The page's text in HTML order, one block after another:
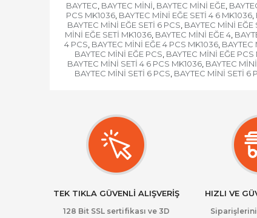
BAYTEC, BAYTEC MİNİ, BAYTEC MİNİ EĞE,
PCS MK1036, BAYTEC MİNİ EĞE SETİ 4 6 MK1036,
BAYTEC MİNİ EĞE SETİ 6 PCS, BAYTEC MİNİ EĞE
MİNİ EĞE SETİ MK1036, BAYTEC MİNİ EĞE 4,
4 PCS, BAYTEC MİNİ EĞE 4 PCS MK1036, BAYTEC
BAYTEC MİNİ EĞE PCS, BAYTEC MİNİ EĞE PCS
BAYTEC MİNİ SETİ 4 6 PCS MK1036, BAYTEC
BAYTEC MİNİ SETİ 6 PCS, BAYTEC MİNİ SETİ 6
TEK TIKLA GÜVENLİ ALIŞVERİŞ
128 Bit SSL sertifikası ve 3D
HIZLI VE